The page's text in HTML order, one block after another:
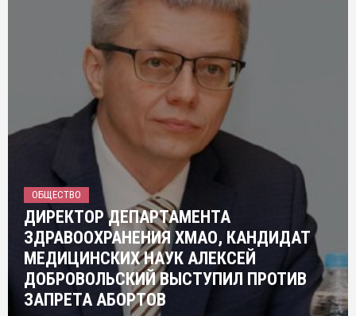
ОБЩЕСТВО
ДИРЕКТОР ДЕПАРТАМЕНТА
ЗДРАВООХРАНЕНИЯ ХМАО, КАНДИДАТ
МЕДИЦИНСКИХ НАУК АЛЕКСЕЙ
ДОБРОВОЛЬСКИЙ ВЫСТУПИЛ ПРОТИВ
ЗАПРЕТА АБОРТОВ